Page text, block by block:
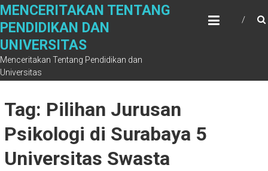
Skip
content
MENCERITAKAN TENTANG
PENDIDIKAN DAN
UNIVERSITAS
Menceritakan Tentang Pendidikan dan
Universitas
Tag: Pilihan Jurusan
Psikologi di Surabaya 5
Universitas Swasta